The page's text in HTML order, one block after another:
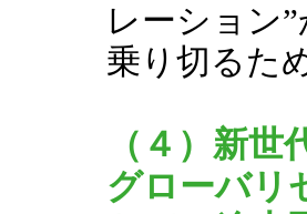
レーション
乗り切るた
（４）新
グローバリ